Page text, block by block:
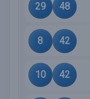
29 48
8 42
10 42